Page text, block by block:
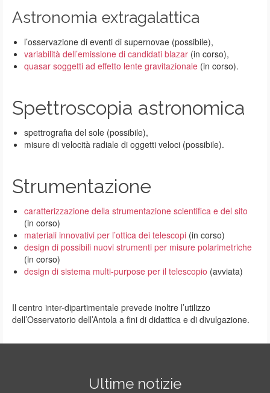
Astronomia extragalattica
l’osservazione di eventi di supernovae (possibile),
variabilità dell’emissione di candidati blazar (in corso),
quasar soggetti ad effetto lente gravitazionale (in corso).
Spettroscopia astronomica
spettrografia del sole (possibile),
misure di velocità radiale di oggetti veloci (possibile).
Strumentazione
caratterizzazione della strumentazione scientifica e del sito
(in corso)
materiali innovativi per l’ottica dei telescopi (in corso)
design di possibili nuovi strumenti per misure polarimetriche
(in corso)
design di sistema multi-purpose per il telescopio (avviata)
Il centro inter-dipartimentale prevede inoltre l’utilizzo
dell’Osservatorio dell’Antola a fini di didattica e di divulgazione.
Ultime notizie